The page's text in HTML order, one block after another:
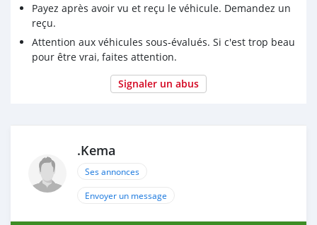
Payez après avoir vu et reçu le véhicule. Demandez un
reçu.
Attention aux véhicules sous-évalués. Si c'est trop beau
pour être vrai, faites attention.
Signaler un abus
.Kema
Ses annonces
Envoyer un message